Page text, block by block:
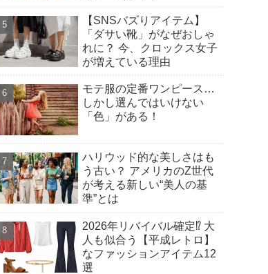
【SNSバズりアイテム】
「ダサい靴」がなぜおしゃ
れに？ 今、クロックス女子
が増えている理由
モテ服の定番ワンピース…
しかし選んではいけない
「色」がある！
ハリウッド的な美しさはも
う古い？ アメリカのZ世代
が考える新しい“美人の基
準”とは
2026年リバイバル確定⁉︎ 大
人も似合う【平成レトロ】
なファッションアイテム12
選